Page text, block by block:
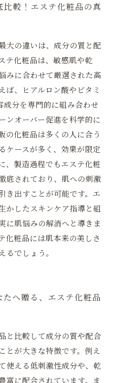
較！エステ化粧品の真
大の違いは、成分の質と配
テ化粧品は、敏感肌や乾
みに合わせて厳選された高
ば、ヒアルロン酸やビタミ
成分を専門的に組み合わせ
ンオーバー促進を科学的に
の化粧品は多くの人に合う
ケースが多く、効果が限定
、製造過程でもエステ化粧
底されており、肌への刺激
き出すことが可能です。エ
かしたスキンケア指導と組
に肌悩みの解消へと導きま
化粧品には肌本来の美しさ
るでしょう。
へ贈る、エステ化粧品
と比較して成分の質や配合
とが大きな特徴です。例え
使える低刺激性成分や、乾
富に配合されています。ま